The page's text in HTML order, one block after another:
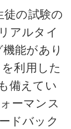
の試験の
アルタイ
能があり
利用した
備えてい
ーマンス
ドバック